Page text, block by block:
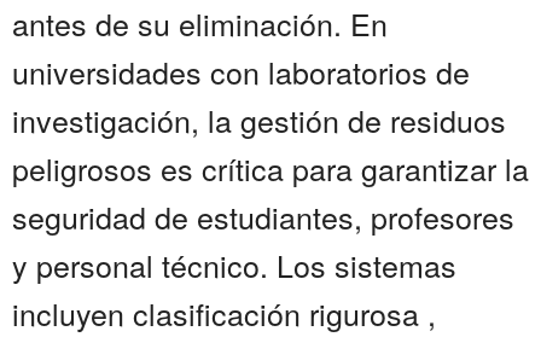
antes de su eliminación. En
universidades con laboratorios de
investigación, la gestión de residuos
peligrosos es crítica para garantizar la
seguridad de estudiantes, profesores
y personal técnico. Los sistemas
incluyen clasificación rigurosa ,